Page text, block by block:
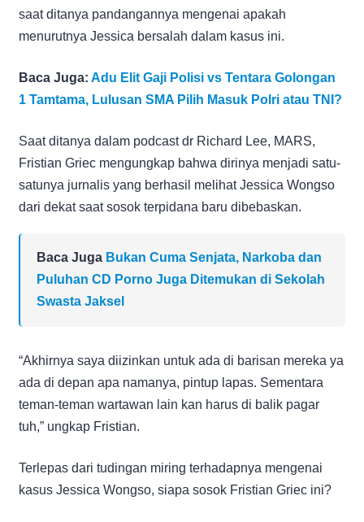
saat ditanya pandangannya mengenai apakah
menurutnya Jessica bersalah dalam kasus ini.
Baca Juga: Adu Elit Gaji Polisi vs Tentara Golongan
1 Tamtama, Lulusan SMA Pilih Masuk Polri atau TNI?
Saat ditanya dalam podcast dr Richard Lee, MARS,
Fristian Griec mengungkap bahwa dirinya menjadi satu-
satunya jurnalis yang berhasil melihat Jessica Wongso
dari dekat saat sosok terpidana baru dibebaskan.
Baca Juga Bukan Cuma Senjata, Narkoba dan
Puluhan CD Porno Juga Ditemukan di Sekolah
Swasta Jaksel
“Akhirnya saya diizinkan untuk ada di barisan mereka ya
ada di depan apa namanya, pintup lapas. Sementara
teman-teman wartawan lain kan harus di balik pagar
tuh,” ungkap Fristian.
Terlepas dari tudingan miring terhadapnya mengenai
kasus Jessica Wongso, siapa sosok Fristian Griec ini?